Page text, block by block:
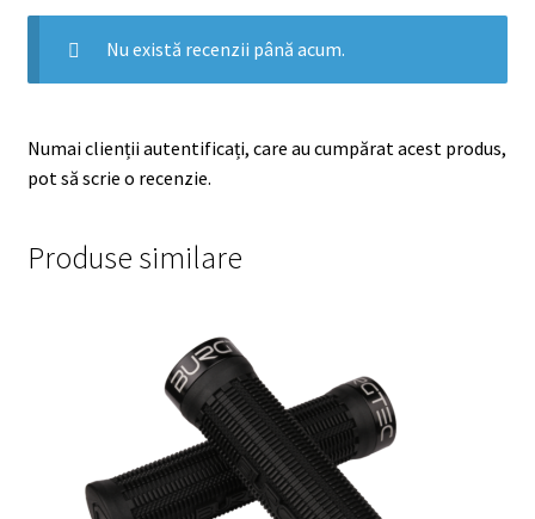
Nu există recenzii până acum.
Numai clienții autentificați, care au cumpărat acest produs,
pot să scrie o recenzie.
Produse similare